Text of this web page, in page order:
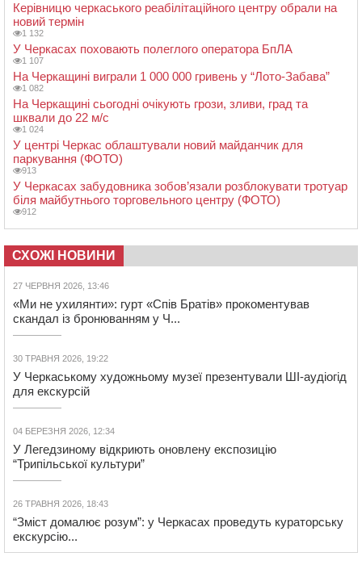
Керівницю черкаського реабілітаційного центру обрали на
новий термін
1 132
У Черкасах поховають полеглого оператора БпЛА
1 107
На Черкащині виграли 1 000 000 гривень у “Лото-Забава”
1 082
На Черкащині сьогодні очікують грози, зливи, град та
шквали до 22 м/с
1 024
У центрі Черкас облаштували новий майданчик для
паркування (ФОТО)
913
У Черкасах забудовника зобов’язали розблокувати тротуар
біля майбутнього торговельного центру (ФОТО)
912
СХОЖІ НОВИНИ
27 ЧЕРВНЯ 2026, 13:46
«Ми не ухилянти»: гурт «Спів Братів» прокоментував
скандал із бронюванням у Ч...
30 ТРАВНЯ 2026, 19:22
У Черкаському художньому музеї презентували ШІ-аудіогід
для екскурсій
04 БЕРЕЗНЯ 2026, 12:34
У Легедзиному відкриють оновлену експозицію
“Трипільської культури”
26 ТРАВНЯ 2026, 18:43
“Зміст домалює розум”: у Черкасах проведуть кураторську
екскурсію...